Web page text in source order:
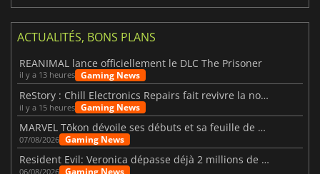
ACTUALITÉS, BONS PLANS
REANIMAL lance officiellement le DLC The Prisoner
il y a 13 heures Gaming News
ReStory : Chill Electronics Repairs fait revivre la nostalgie des années 2000
il y a 15 heures Gaming News
MARVEL Tōkon dévoile ses débuts et sa feuille de route
07/08/2026 Gaming News
Resident Evil: Veronica dépasse déjà 2 millions de wishlists
06/08/2026